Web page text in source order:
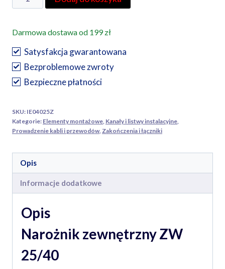
AKS
narożnik
zewnętrzny
ZW
25/40
Darmowa dostawa od 199 zł
Satysfakcja gwarantowana
Bezproblemowe zwroty
Bezpieczne płatności
SKU: IE04025Z
Kategorie: Elementy montażowe Kanały i listwy instalacyjne
Prowadzenie kabli i przewodów, Zakończenia i łączniki
Opis
Informacje dodatkowe
Opis
Narożnik zewnętrzny ZW
25/40